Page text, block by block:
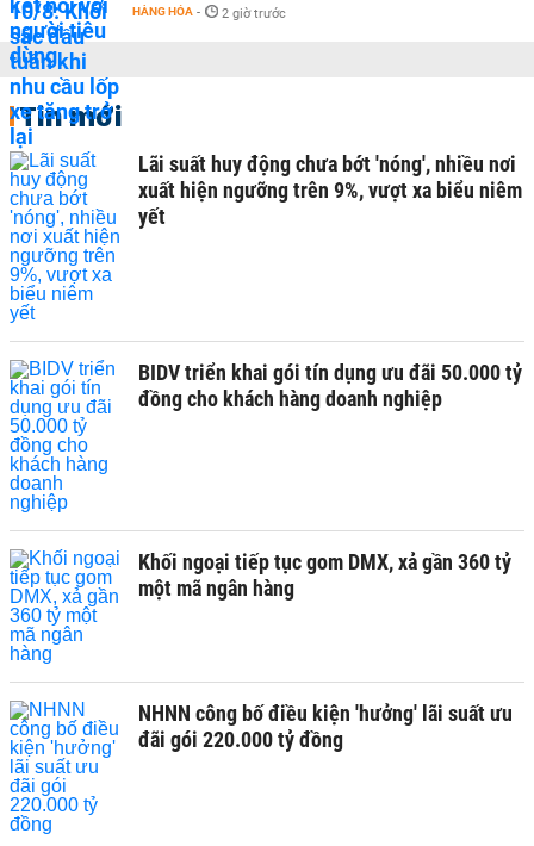
HÀNG HÓA - 2 giờ trước
Tin mới
Lãi suất huy động chưa bớt 'nóng', nhiều nơi
xuất hiện ngưỡng trên 9%, vượt xa biểu niêm
yết
BIDV triển khai gói tín dụng ưu đãi 50.000 tỷ
đồng cho khách hàng doanh nghiệp
Khối ngoại tiếp tục gom DMX, xả gần 360 tỷ
một mã ngân hàng
NHNN công bố điều kiện 'hưởng' lãi suất ưu
đãi gói 220.000 tỷ đồng